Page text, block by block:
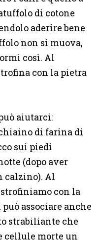
di cotone
aderire bene
non si muova,
così. Al
con la pietra
aiutarci:
di farina di
sui piedi
(dopo aver
calzino). Al
con la
associare anche
strabiliante che
cellule morte un